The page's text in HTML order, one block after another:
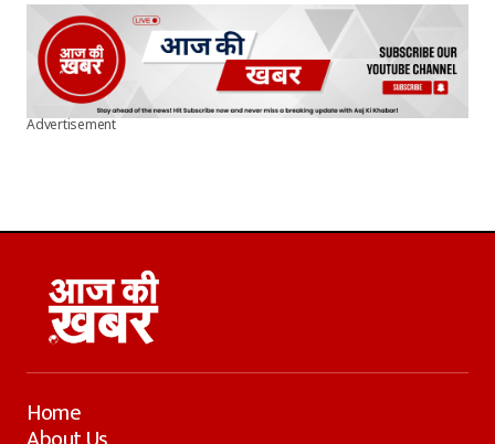
Advertisement
Home